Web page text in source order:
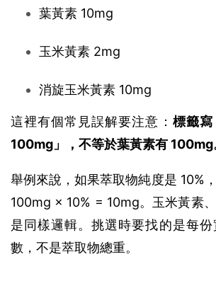
葉黃素 10mg
玉米黃素 2mg
消旋玉米黃素 10mg
這裡有個常見誤解要注意： 標籤
100mg」，不等於葉黃素有 100mg
舉例來說，如果萃取物純度是 10%
100mg × 10% = 10mg。玉米黃素
是同樣邏輯。挑選時要找的是每
數，不是萃取物總重。